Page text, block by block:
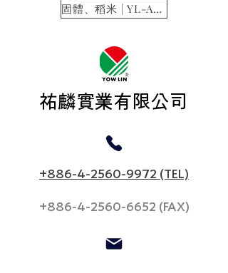
固體、稻米 | YL-A6800
​祐麟實業有限公司
+886-4-2560-9972 (TEL)
+886-4-2560-6652 (FAX)